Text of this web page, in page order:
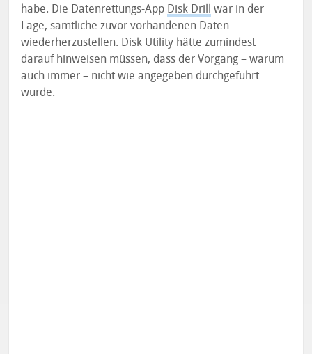
habe. Die Datenrettungs-App Disk Drill
war in der
Lage, sämtliche zuvor vorhandenen Daten
wiederherzustellen. Disk Utility hätte zumindest
darauf hinweisen müssen, dass der Vorgang – warum
auch immer – nicht wie angegeben durchgeführt
wurde.